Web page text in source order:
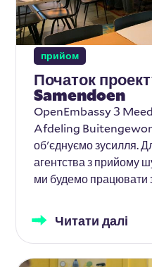
прийом
Початок
Samendoen
OpenEmbassy З
Afdeling
об'єднуємо зусилля.
агентства з прийому
ми будемо працювати
Читати далі